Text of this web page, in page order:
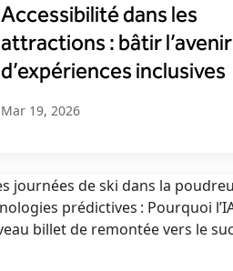
Accessibilité dans les
attractions : bâtir l’avenir
d’expériences inclusives
Mar 19, 2026